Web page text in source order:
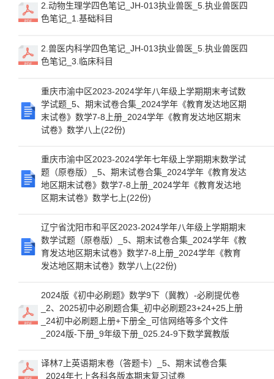
2.动物生理学四色笔记_JH-013执业兽医_5.执业兽医四
色笔记_1.基础科目
2.兽医内科学四色笔记_JH-013执业兽医_5.执业兽医四
色笔记_3.临床科目
重庆市渝中区2023-2024学年八年级上学期期末考试数
学试题_5、期末试卷合集_2024学年《教育发达地区期
末试卷》数学7-8上册_2024学年《教育发达地区期末
试卷》数学八上(22份)
重庆市渝中区2023-2024学年七年级上学期期末数学试
题（原卷版）_5、期末试卷合集_2024学年《教育发达
地区期末试卷》数学7-8上册_2024学年《教育发达地
区期末试卷》数学七上(22份)
辽宁省沈阳市和平区2023-2024学年八年级上学期期末
数学试题（原卷版）_5、期末试卷合集_2024学年《教
育发达地区期末试卷》数学7-8上册_2024学年《教育
发达地区期末试卷》数学八上(22份)
2024版《初中必刷题》数学9下（冀教）-必刷提优卷
_2、2025初中必刷题合集_初中必刷题23+24+25上册
_24初中必刷题上册+下册全_可信网络等多个文件
_2024版-下册_9年级下册_025.24-9下数学冀教版
译林7上英语期末卷（答题卡）_5、期末试卷合集
_2024年七上各科各版本期末复习试卷